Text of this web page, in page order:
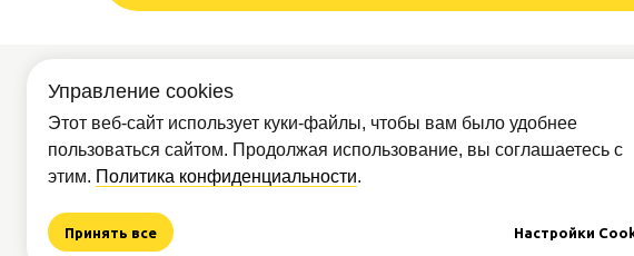
Управление cookies
Этот веб-сайт использует куки-файлы, чтобы вам было удобнее
пользоваться сайтом. Продолжая использование, вы соглашаетесь с
этим. Политика конфиденциальности.
Принять все Настройки
Доставка и
оплата
Покупателям
Оптовый прайс
Как сделать
заказ
Вся представленная на